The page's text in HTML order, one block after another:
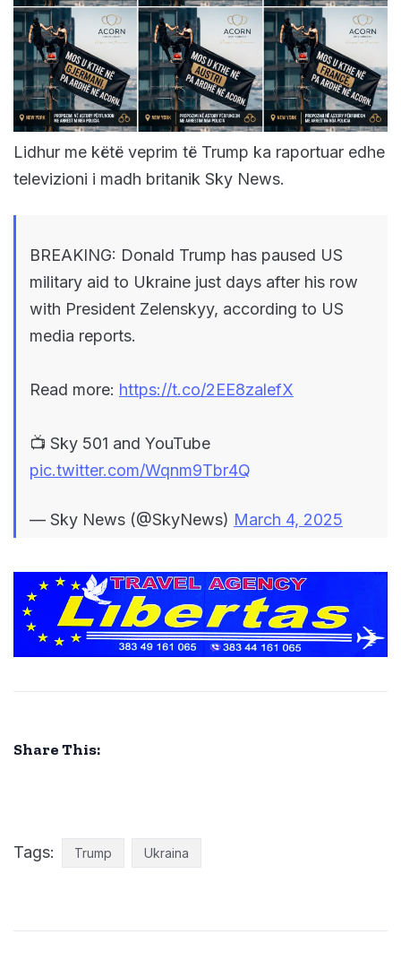
Lidhur me këtë veprim të Trump ka raportuar edhe
televizioni i madh britanik Sky News.
BREAKING: Donald Trump has paused US
military aid to Ukraine just days after his row
with President Zelenskyy, according to US
media reports.
Read more: https://t.co/2EE8zalefX
📺 Sky 501 and YouTube
pic.twitter.com/Wqnm9Tbr4Q
— Sky News (@SkyNews) March 4, 2025
Share This:
Tags: Trump Ukraina